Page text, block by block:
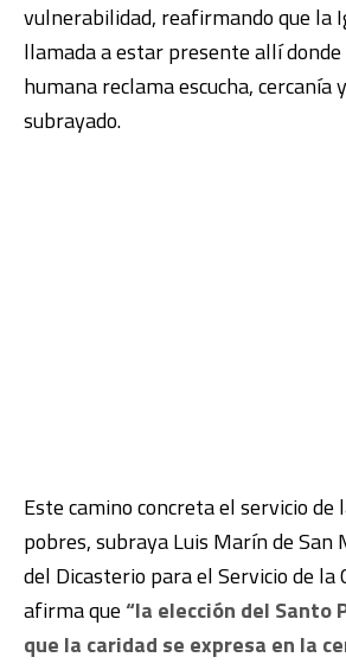
vulnerabilidad, reafirmando que la
llamada a estar presente allí
humana reclama escucha, cercanía
subrayado.
Este camino concreta el servicio de
pobres, subraya Luis Marín de
del Dicasterio para el Servicio de la
afirma que“la elección del Santo
que la caridad se expresa en la